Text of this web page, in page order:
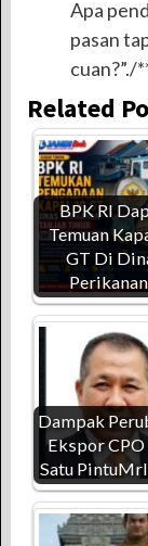
Apa
pasan
cuan?”./
Related
BPK RI
Temuan
GT Di
Dampak
Ekspor CPO
Satu